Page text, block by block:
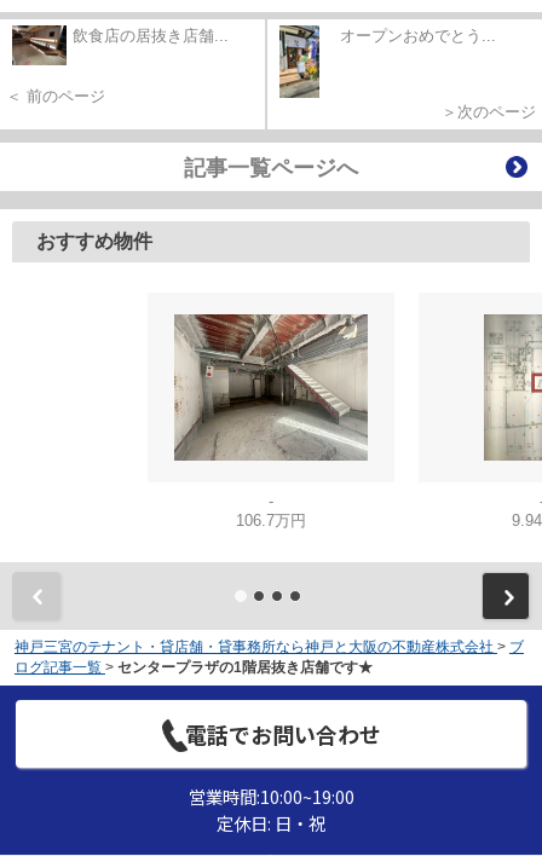
飲食店の居抜き店舗...
＜ 前のページ
オープンおめでとう...
＞次のページ
記事一覧ページへ
おすすめ物件
-
106.7万円
神戸三宮のテナント・貸店舗・貸事務所なら神戸と大阪の不動産株式会社 > ブ
ログ記事一覧 > センタープラザの1階居抜き店舗です★
電話でお問い合わせ
営業時間:10:00~19:00
定休日: 日・祝